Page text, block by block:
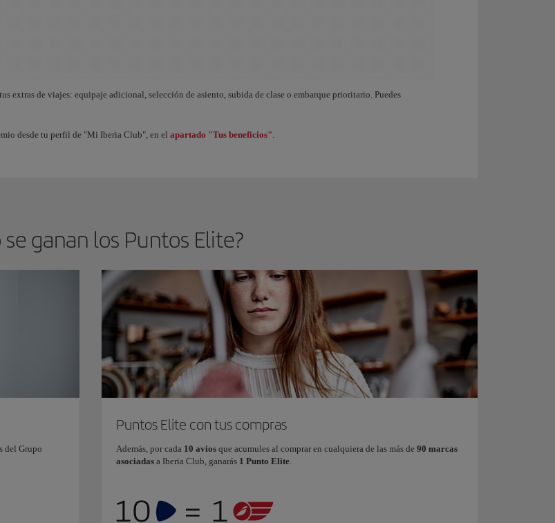
extras de viajes: equipaje adicional, selección de asiento, subida de clase o embarque prioritario. Puedes
desde tu perfil de "Mi Iberia Club", en el apartado "Tus beneficios"
se ganan los Puntos Elite?
del Grupo
Puntos Elite con tus compras
Además, por cada 10 avios que acumules al comprar en cualquiera de las más de 90 marcas
asociadas a Iberia Club, ganarás 1 Punto Elite.